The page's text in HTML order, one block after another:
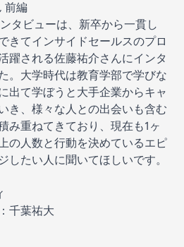
前編
タビューは、新卒から一貫し
きてインサイドセールスのプロ
躍される佐藤祐介さんにインタ
。大学時代は教育学部で学びな
出て学ぼうと大手企業からキャ
き、様々な人との出会いも含む
み重ねてきており、現在も1ヶ
の人数と行動を決めているエピ
したい人に聞いてほしいです。
千葉祐大